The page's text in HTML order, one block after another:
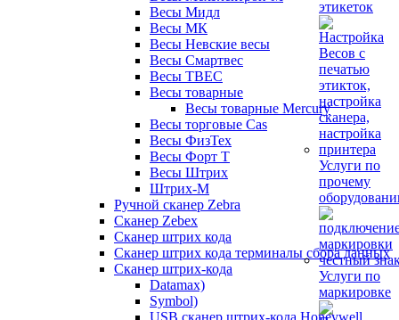
Весы Мидл
Весы МК
Весы Невские весы
Весы Смартвес
Весы ТВЕС
Весы товарные
Весы товарные Mercury
Весы торговые Cas
Весы ФизТех
Весы Форт Т
Весы Штрих
Штрих-М
Ручной сканер Zebra
Сканер Zebex
Сканер штрих кода
Сканер штрих кода терминалы сбора данных
Сканер штрих-кода
Datamax)
Symbol)
USB сканер штрих-кода Honeywell
этикеток
Услуги по
прочему
Услуги по
маркировке